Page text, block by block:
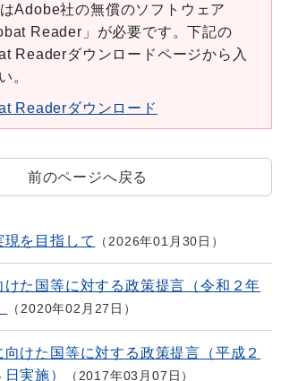
Adobe社の無償のソフトウェア
Reader」が必要です。下記の
Readerダウンロードページから入
。
Readerダウンロード
前のページへ戻る
現を目指して 2026年01月30日
た国等に対する政策提言（令和２年
2020年02月27日
けた国等に対する政策提言（平成２
実施）
2017年03月07日